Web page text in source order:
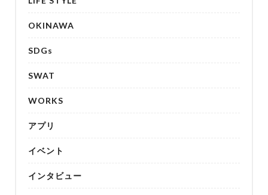
OKINAWA
SDGs
SWAT
WORKS
アプリ
イベント
インタビュー